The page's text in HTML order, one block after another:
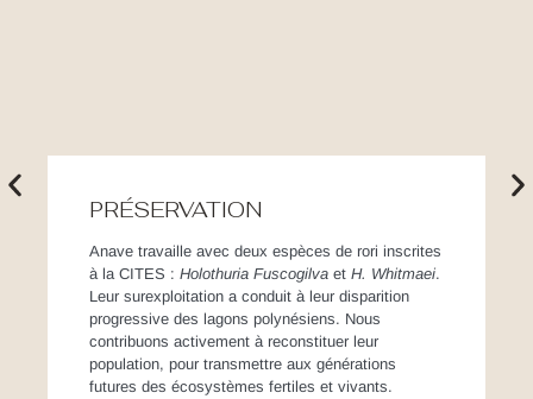
PRÉSERVATION
Anave travaille avec deux espèces de rori inscrites
à la CITES : Holothuria Fuscogilva et H. Whitmaei.
Leur surexploitation a conduit à leur disparition
progressive des lagons polynésiens. Nous
contribuons activement à reconstituer leur
population, pour transmettre aux générations
futures des écosystèmes fertiles et vivants.